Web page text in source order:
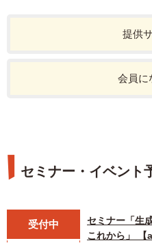
提供
会員に
セミナー・イベント
受付中
セミナー「生
これから」 【